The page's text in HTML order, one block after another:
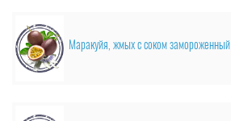
Маракуйя, жмых с соком замороженный